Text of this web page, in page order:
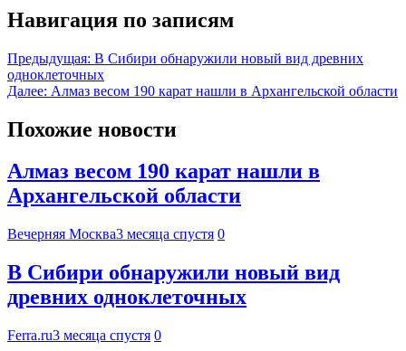
Навигация по записям
Предыдущая: В Сибири обнаружили новый вид древних
одноклеточных
Далее: Алмаз весом 190 карат нашли в Архангельской области
Похожие новости
Алмаз весом 190 карат нашли в
Архангельской области
Вечерняя Москва3 месяца спустя 0
В Сибири обнаружили новый вид
древних одноклеточных
Ferra.ru3 месяца спустя 0